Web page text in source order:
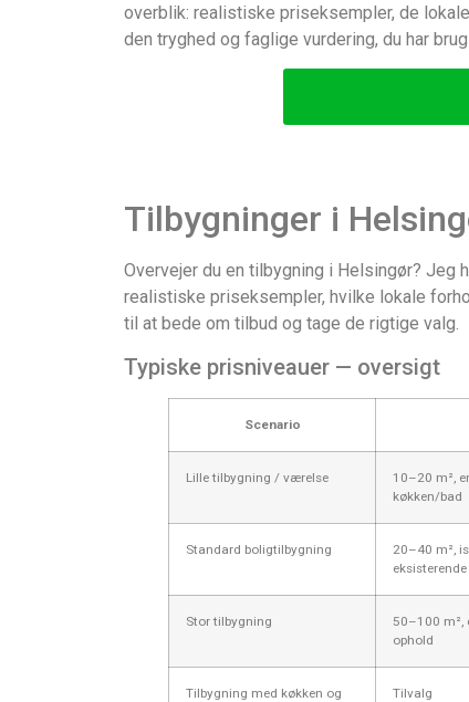
overblik: realistiske priseksempler, de
den tryghed og faglige vurdering, du har
Tilbygninger i
Overvejer du en tilbygning i Helsingør? Jeg
realistiske priseksempler, hvilke lokale
til at bede om tilbud og tage de rigtige valg.
Typiske prisniveauer — oversigt
Scenario
Lille tilbygning / værelse
10–20 m²,
køkken/bad
Standard boligtilbygning
20–40 m²,
Stor tilbygning
50–100 m²,
ophold
Tilbygning med køkken og
Tilvalg